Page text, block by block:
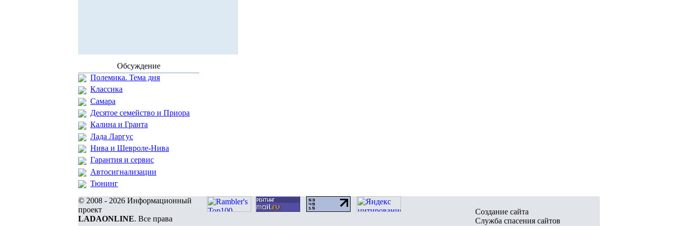
Обсуждение
Полемика. Тема дня
Классика
Самара
Десятое семейство и Приора
Калина и Гранта
Лада Ларгус
Нива и Шевроле-Нива
Гарантия и сервис
Автосигнализации
Тюнинг
© 2008 - 2026 Информационный
проект
LADAONLINE. Все права
Создание сайта
Служба спасения сайтов